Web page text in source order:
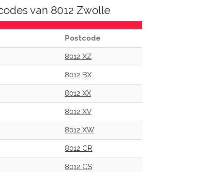
van 8012 Zwolle
Postcode
8012 XZ
8012 BX
8012 XX
8012 XV
8012 XW
8012 CR
8012 CS